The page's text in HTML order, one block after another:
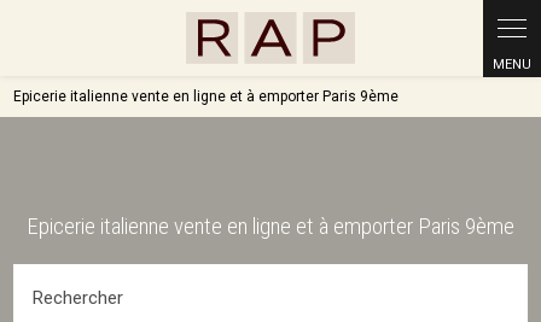
Epicerie italienne vente en ligne et à emporter Paris 9ème
Epicerie italienne vente en ligne et à emporter Paris 9ème
Rechercher